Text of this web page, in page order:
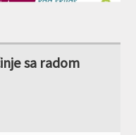
sa radom